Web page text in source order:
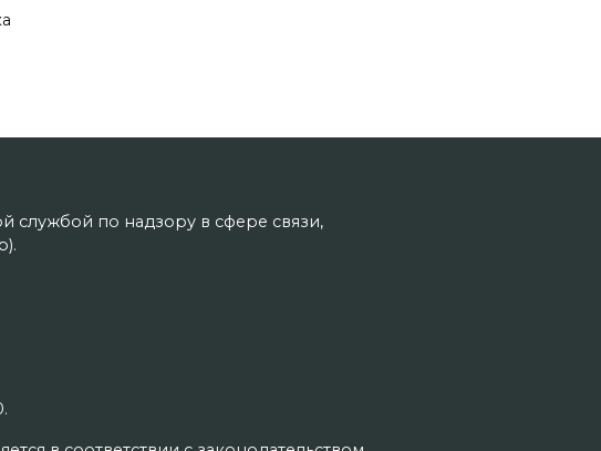
службой по надзору в сфере связи,